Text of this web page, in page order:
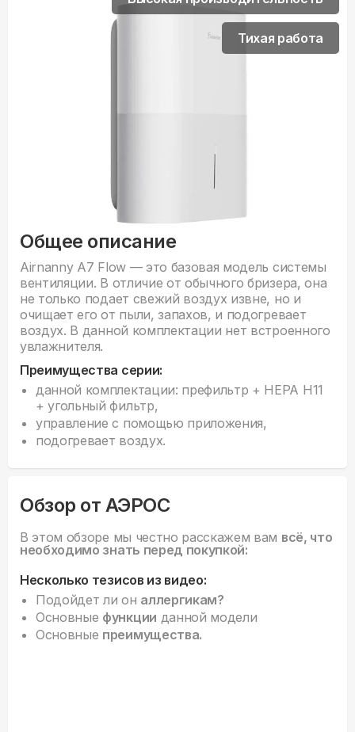
Общее описание
Airnanny A7 Flow — это базовая модель системы
вентиляции. В отличие от обычного бризера, она
не только подает свежий воздух извне, но и
очищает его от пыли, запахов, и подогревает
воздух. В данной комплектации нет встроенного
увлажнителя.
Преимущества серии:
данной комплектации: префильтр + HEPA H11
+ угольный фильтр,
управление с помощью приложения,
подогревает воздух.
Тихая работа
Обзор от АЭРОС
В этом обзоре мы честно расскажем вам всё, что
необходимо знать перед покупкой:
Несколько тезисов из видео:
Подойдет ли он аллергикам?
Основные функции данной модели
Основные преимущества.